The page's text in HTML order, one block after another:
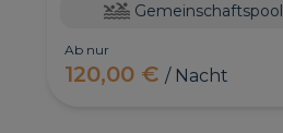
Gemeinschaftspool
Ab nur
120,00 €/ Nacht